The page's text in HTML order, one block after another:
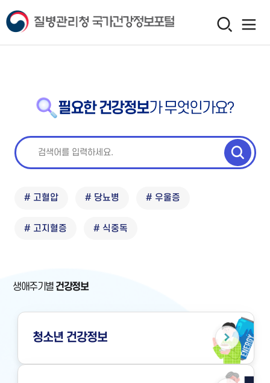
필요한 건강정보가 무엇인가요?
# 고혈압 # 당뇨병 # 우울증
# 고지혈증 # 식중독
생애주기별 건강정보
청소년 건강정보